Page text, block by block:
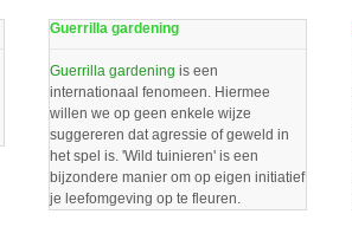
Guerrilla gardening
Guerrilla gardening is een
internationaal fenomeen. Hiermee
willen we op geen enkele wijze
suggereren dat agressie of geweld in
het spel is. 'Wild tuinieren' is een
bijzondere manier om op eigen initiatief
je leefomgeving op te fleuren.